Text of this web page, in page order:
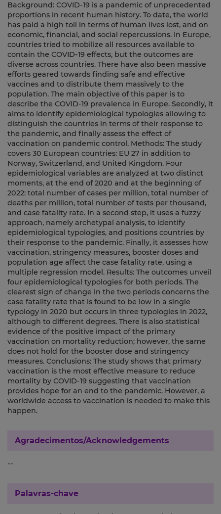
Background: COVID-19 is a pandemic of unprecedented
proportions in recent human history. To date, the world
has paid a high toll in terms of human lives lost, and on
economic, financial, and social repercussions. In Europe,
countries tried to mobilize all resources available to
contain the COVID-19 effects, but the outcomes are
diverse across countries. There have also been massive
efforts geared towards finding safe and effective
vaccines and to distribute them massively to the
population. The main objective of this paper is to
describe the COVID-19 prevalence in Europe. Secondly, it
aims to identify epidemiological typologies allowing to
distinguish the countries in terms of their response to
the pandemic, and finally assess the effect of
vaccination on pandemic control. Methods: The study
covers 30 European countries: EU 27 in addition to
Norway, Switzerland, and United Kingdom. Four
epidemiological variables are analyzed at two distinct
moments, at the end of 2020 and at the beginning of
2022: total number of cases per million, total number of
deaths per million, total number of tests per thousand,
and case fatality rate. In a second step, it uses a fuzzy
approach, namely archetypal analysis, to identify
epidemiological typologies, and positions countries by
their response to the pandemic. Finally, it assesses how
vaccination, stringency measures, booster doses and
population age affect the case fatality rate, using a
multiple regression model. Results: The outcomes unveil
four epidemiological typologies for both periods. The
clearest sign of change in the two periods concerns the
case fatality rate that is found to be low in a single
typology in 2020 but occurs in three typologies in 2022,
although to different degrees. There is also statistical
evidence of the positive impact of the primary
vaccination on mortality reduction; however, the same
does not hold for the booster dose and stringency
measures. Conclusions: The study shows that primary
vaccination is the most effective measure to reduce
mortality by COVID-19 suggesting that vaccination
provides hope for an end to the pandemic. However, a
worldwide access to vaccination is needed to make this
happen.
Agradecimentos/Acknowledgements
--
Palavras-chave